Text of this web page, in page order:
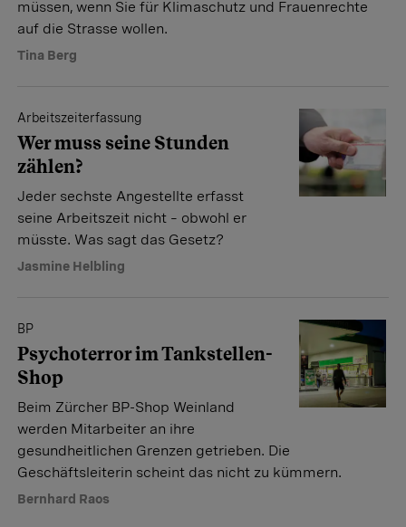
müssen, wenn Sie für Klimaschutz und Frauenrechte
auf die Strasse wollen.
Tina Berg
Arbeitszeiterfassung
Wer muss seine Stunden
zählen?
Jeder sechste Angestellte erfasst
seine Arbeitszeit nicht – obwohl er
müsste. Was sagt das Gesetz?
Jasmine Helbling
BP
Psychoterror im Tankstellen-
Shop
Beim Zürcher BP-Shop Weinland
werden Mitarbeiter an ihre
gesundheitlichen Grenzen getrieben. Die
Geschäftsleiterin scheint das nicht zu kümmern.
Bernhard Raos